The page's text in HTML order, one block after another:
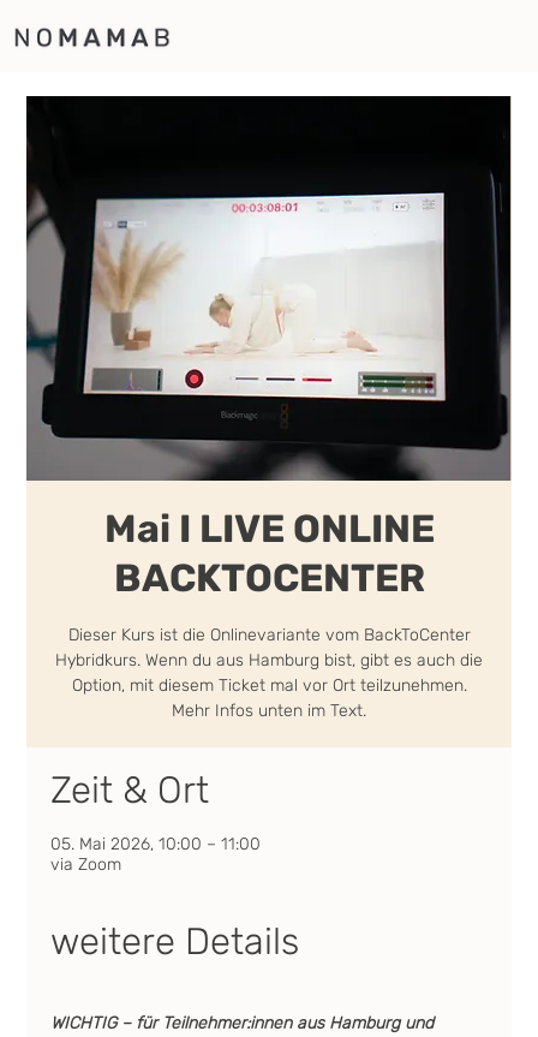
Mai I LIVE ONLINE
BACKTOCENTER
Dieser Kurs ist die Onlinevariante vom BackToCenter
Hybridkurs. Wenn du aus Hamburg bist, gibt es auch die
Option, mit diesem Ticket mal vor Ort teilzunehmen.
Mehr Infos unten im Text.
Zeit & Ort
05. Mai 2026, 10:00 – 11:00
via Zoom
weitere Details
WICHTIG – für Teilnehmer:innen aus Hamburg und